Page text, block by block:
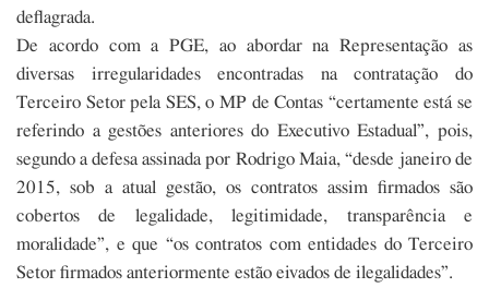
deflagrada.
De acordo com a PGE, ao abordar na Representação as
diversas irregularidades encontradas na contratação do
Terceiro Setor pela SES, o MP de Contas “certamente está se
referindo a gestões anteriores do Executivo Estadual”, pois,
segundo a defesa assinada por Rodrigo Maia, “desde janeiro de
2015, sob a atual gestão, os contratos assim firmados são
cobertos de legalidade, legitimidade, transparência e
moralidade”, e que “os contratos com entidades do Terceiro
Setor firmados anteriormente estão eivados de ilegalidades”.